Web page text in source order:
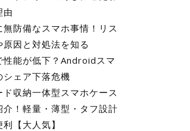
由
無防備なスマホ事情！リス
原因と対処法を知る
性能が低下？Androidスマ
シェア下落危機
ド収納一体型スマホケース
介！軽量・薄型・タフ設計
利【大人気】